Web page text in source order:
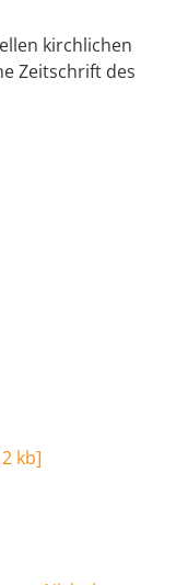
kirchlichen
Zeitschrift des
kb]